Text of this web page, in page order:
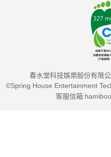
春水堂科技娛樂股份有限
©Spring House Entertainment
客服信箱